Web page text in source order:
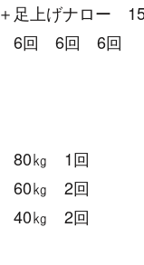
足上げナロー
6回 6回 6回
80㎏ 1回
60㎏ 2回
40㎏ 2回